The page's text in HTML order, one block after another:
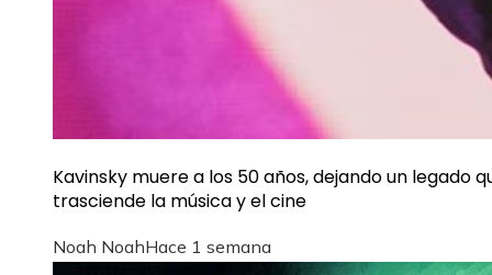
Kavinsky muere a los 50 años, dejando un legado
trasciende la música y el cine
Noah NoahHace 1 semana